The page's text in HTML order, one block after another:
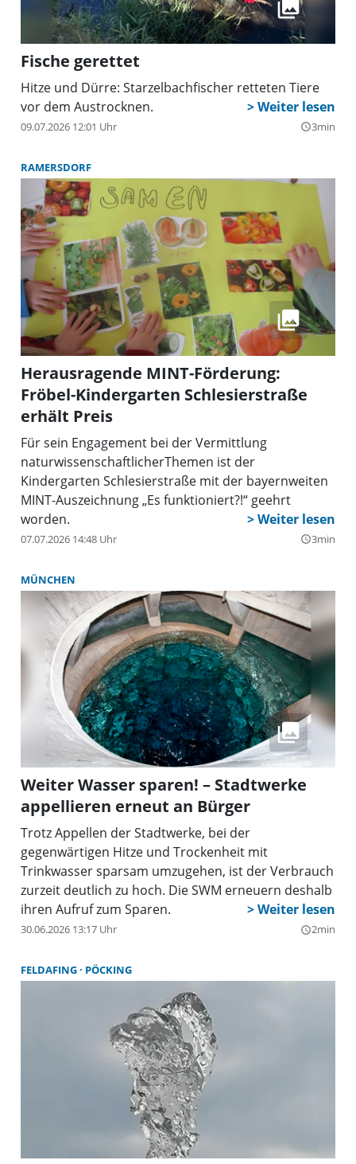
Fische gerettet
Hitze und Dürre: Starzelbachfischer retteten Tiere
vor dem Austrocknen.
09.07.2026 12:01 Uhr query_builder3min
RAMERSDORF
Herausragende MINT-Förderung:
Fröbel-Kindergarten Schlesierstraße
erhält Preis
Für sein Engagement bei der Vermittlung
naturwissenschaftlicherThemen ist der
Kindergarten Schlesierstraße mit der bayernweiten
MINT-Auszeichnung „Es funktioniert?!“ geehrt
worden.
07.07.2026 14:48 Uhr query_builder3min
MÜNCHEN
Weiter Wasser sparen! – Stadtwerke
appellieren erneut an Bürger
Trotz Appellen der Stadtwerke, bei der
gegenwärtigen Hitze und Trockenheit mit
Trinkwasser sparsam umzugehen, ist der Verbrauch
zurzeit deutlich zu hoch. Die SWM erneuern deshalb
ihren Aufruf zum Sparen.
30.06.2026 13:17 Uhr query_builder2min
FELDAFING PÖCKING